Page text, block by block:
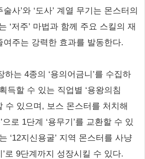
술사’와 ‘도사’ 계열 무기는 몬스터의
‘저주’ 마법과 함께 주요 스킬의 재
주는 강력한 효과를 발동한다.
하는 4종의 ‘용의어금니’를 수집하
득할 수 있는 직업별 ‘용왕의침
수 있으며, 보스 몬스터를 처치해
으로 1단계 ‘용무기’를 교환할 수 있
‘12지신용굴’ 지역 몬스터를 사냥
’로 9단계까지 성장시킬 수 있다.